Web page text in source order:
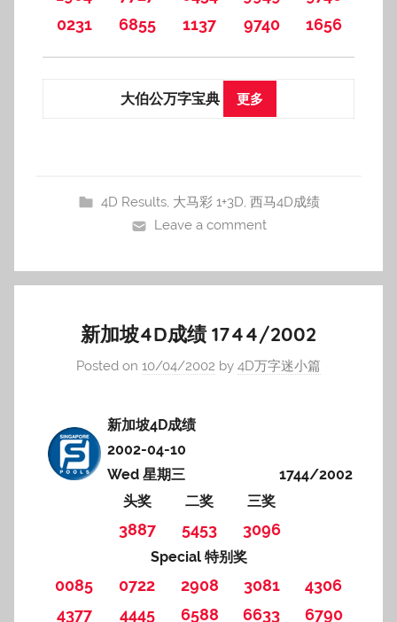
0231
6855 1137 9740 1656
大伯公万字宝典 更多
4D Results, 大马彩 1+3D,西马4D成绩
Leave a comment
新加坡4D成绩 1744/2002
Posted on 10/04/2002 by 4D万字迷小篇
新加坡4D成绩
2002-04-10
Wed 星期三
1744/2002
头奖
二奖 三奖
3887 5453 3096
Special 特别奖
0085 0722 2908 3081
4306
4377
4445 6588 6633
6790